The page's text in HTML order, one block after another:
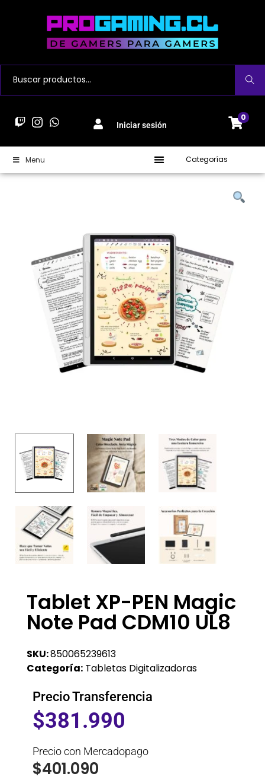
Buscar
Iniciar sesión
0
Menu Categorías
Tablet XP-PEN Magic
Note Pad CDM10 UL8
SKU:850065239613
Categoría: Tabletas Digitalizadoras
Precio Transferencia
$381.990
Precio con Mercadopago
$401.090